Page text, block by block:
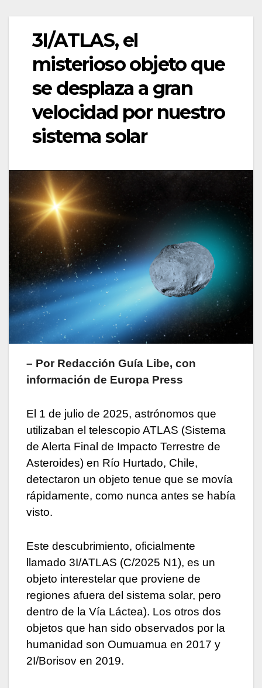
3I/ATLAS, el
misterioso objeto que
se desplaza a gran
velocidad por nuestro
sistema solar
– Por Redacción Guía Libe, con
información de Europa Press
El 1 de julio de 2025, astrónomos que
utilizaban el telescopio ATLAS (Sistema
de Alerta Final de Impacto Terrestre de
Asteroides) en Río Hurtado, Chile,
detectaron un objeto tenue que se movía
rápidamente, como nunca antes se había
visto.
Este descubrimiento, oficialmente
llamado 3I/ATLAS (C/2025 N1), es un
objeto interestelar que proviene de
regiones afuera del sistema solar, pero
dentro de la Vía Láctea). Los otros dos
objetos que han sido observados por la
humanidad son Oumuamua en 2017 y
2I/Borisov en 2019.